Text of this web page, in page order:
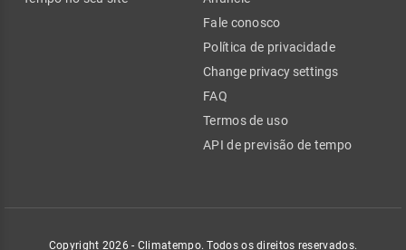
Fale conosco
Política de privacidade
Change privacy settings
FAQ
Termos de uso
API de previsão de tempo
Copyright 2026 - Climatempo. Todos os direitos reservados.